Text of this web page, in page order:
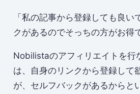
「私の記事から登録しても良い
クがあるのでそっちの方がお得
Nobilistaのアフィリエイトを行
は、自身のリンクから登録して
が、セルフバックがあるからと